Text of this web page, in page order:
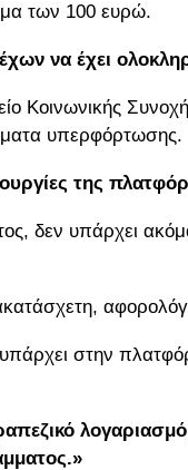
των 100 ευρώ.
να έχει
υπερφόρτωσης.
της
δεν υπάρχει
στην